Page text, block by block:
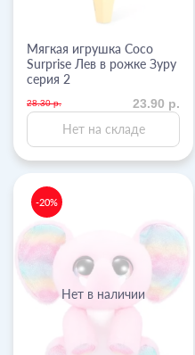
Мягкая игрушка Coco
Surprise Лев в рожке Зуру
серия 2
28.30 р. 23.90 р.
Нет на складе
Нет в наличии
-20%